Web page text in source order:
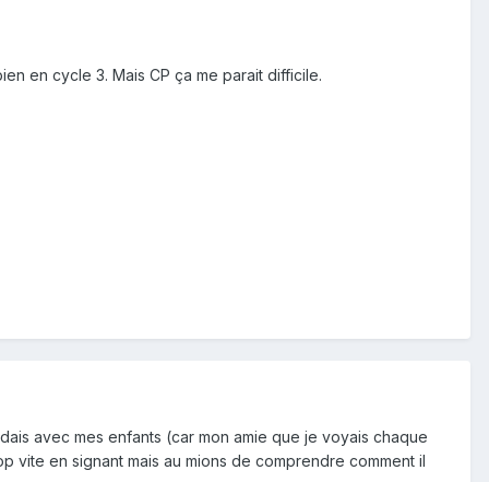
en cycle 3. Mais CP ça me parait difficile.
avec mes enfants (car mon amie que je voyais chaque
vite en signant mais au mions de comprendre comment il